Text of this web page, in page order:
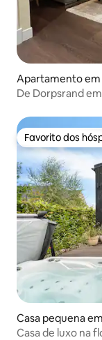
Apartamento em
De Dorpsrand
Favorito dos
Favorito dos
Casa pequena
Casa de luxo na